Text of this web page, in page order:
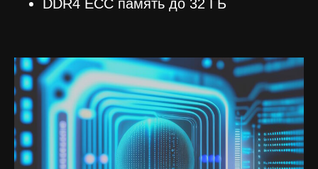
DDR4 ECC память до 32 ГБ